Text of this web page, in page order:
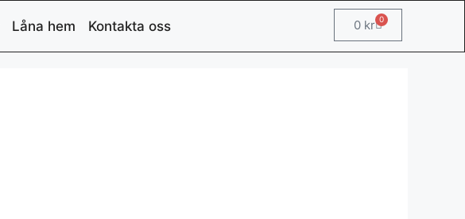
Låna hem Kontakta oss 0 kr 0